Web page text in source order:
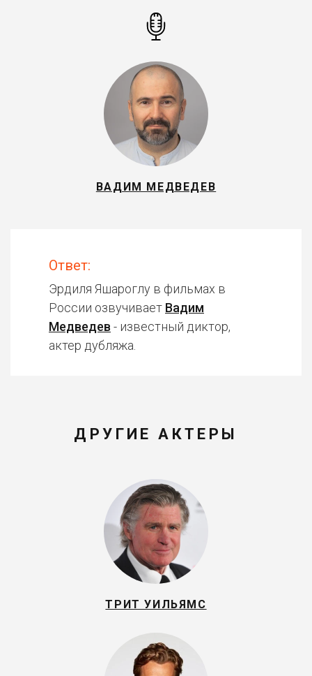
ВАДИМ МЕДВЕДЕВ
Ответ:
Эрдиля Яшароглу в фильмах в
России озвучивает Вадим
Медведев - известный диктор,
актер дубляжа.
ДРУГИЕ АКТЕРЫ
ТРИТ УИЛЬЯМС